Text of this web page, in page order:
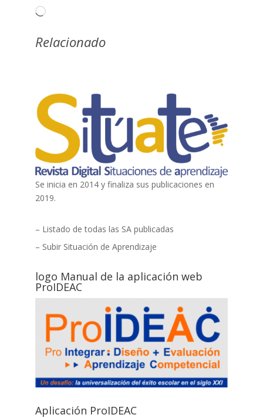
Cargando...
Relacionado
Se inicia en 2014 y finaliza sus publicaciones en
2019.
– Listado de todas las SA publicadas
– Subir Situación de Aprendizaje
logo Manual de la aplicación web
ProIDEAC
Aplicación ProIDEAC